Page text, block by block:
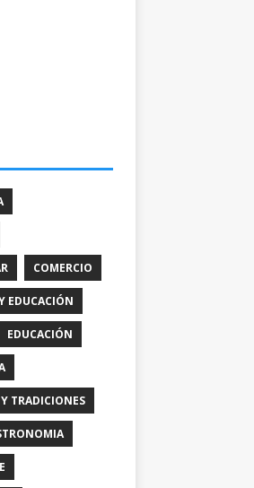
COMERCIO
EDUCACIÓN
EDUCACIÓN
TRADICIONES